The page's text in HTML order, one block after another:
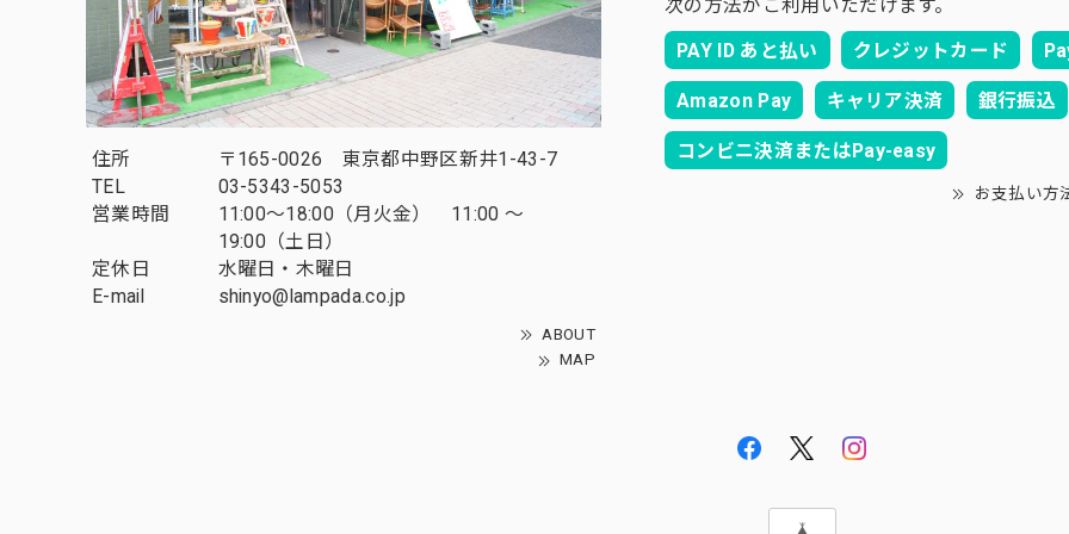
住所
〒165-0026 東京都中野区新井1-43-7
TEL
03-5343-5053
営業時間
11:00～18:00（月火金） 11:00 ～
19:00（土日）
定休日
水曜日・木曜日
E-mail
shinyo@lampada.co.jp
ABOUT
MAP
次の方法がご利用いただけます。
PAY ID あと払い
クレジットカード
Amazon Pay キャリア決済 銀行振込
コンビニ決済またはPay-easy
お支払い方